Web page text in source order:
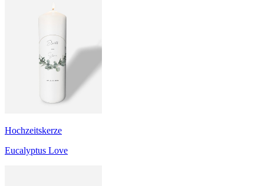
Hochzeitskerze
Eucalyptus Love